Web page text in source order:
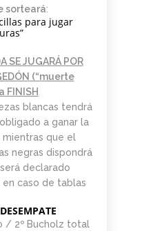
sorteará:
para jugar
SE JUGARÁ POR
(“muerte
FINISH
blancas tendrá
a ganar la
mientras que el
negras dispondrá
declarado
caso de tablas
/ 2º Bucholz total